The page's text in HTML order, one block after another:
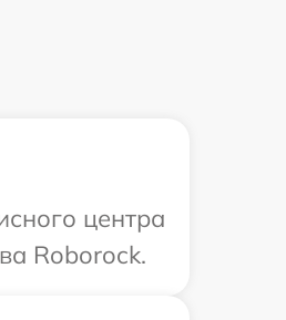
центра
Roborock.